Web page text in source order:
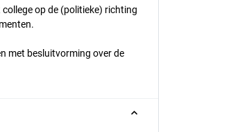
op de (politieke) richting
met besluitvorming over de